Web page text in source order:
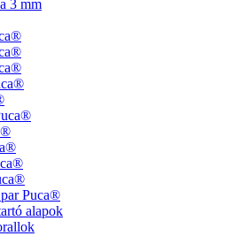
3 mm
Puca®
alapok